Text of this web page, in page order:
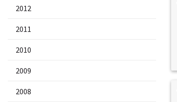
2012
2011
2010
2009
2008